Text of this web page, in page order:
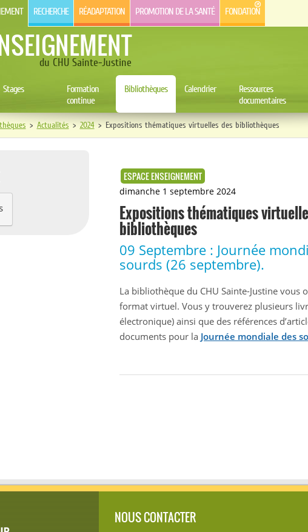
RECHERCHE RÉADAPTATION PROMOTION DE LA SANTÉ FONDATION
du CHU Sainte-Justine
Stages
Formation
continue
Bibliothèques Calendrier
Ressources
documentaires
> Actualités > 2024 > Expositions thématiques virtuelles des bibliothèques
ESPACE ENSEIGNEMENT
dimanche 1 septembre 2024
Expositions thématiques
bibliothèques
09 Septembre : Journée
sourds (26 septembre).
La bibliothèque du CHU Sainte-Justine
format virtuel. Vous y trouverez plusieurs
électronique) ainsi que des références
documents pour la Journée mondiale des
NOUS CONTACTER